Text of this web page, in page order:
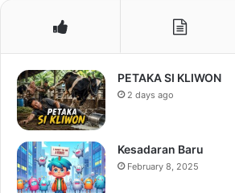
PETAKA SI KLIWON
2 days ago
Kesadaran Baru
February 8, 2025